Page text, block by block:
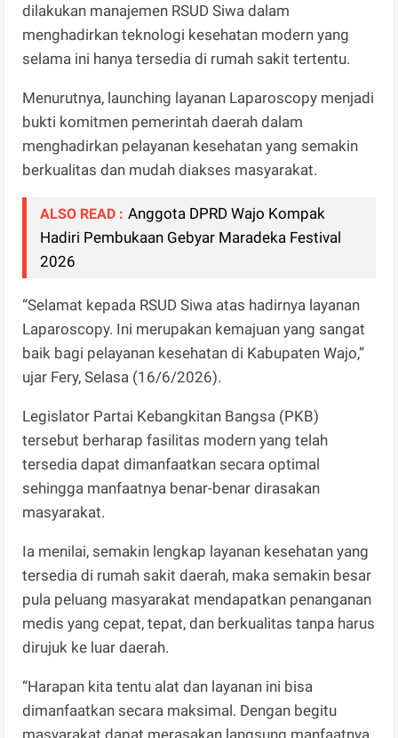
dilakukan manajemen RSUD Siwa dalam
menghadirkan teknologi kesehatan modern yang
selama ini hanya tersedia di rumah sakit tertentu.
Menurutnya, launching layanan Laparoscopy menjadi
bukti komitmen pemerintah daerah dalam
menghadirkan pelayanan kesehatan yang semakin
berkualitas dan mudah diakses masyarakat.
ALSO READ : Anggota DPRD Wajo Kompak
Hadiri Pembukaan Gebyar Maradeka Festival
2026
“Selamat kepada RSUD Siwa atas hadirnya layanan
Laparoscopy. Ini merupakan kemajuan yang sangat
baik bagi pelayanan kesehatan di Kabupaten Wajo,”
ujar Fery, Selasa (16/6/2026).
Legislator Partai Kebangkitan Bangsa (PKB)
tersebut berharap fasilitas modern yang telah
tersedia dapat dimanfaatkan secara optimal
sehingga manfaatnya benar-benar dirasakan
masyarakat.
Ia menilai, semakin lengkap layanan kesehatan yang
tersedia di rumah sakit daerah, maka semakin besar
pula peluang masyarakat mendapatkan penanganan
medis yang cepat, tepat, dan berkualitas tanpa harus
dirujuk ke luar daerah.
“Harapan kita tentu alat dan layanan ini bisa
dimanfaatkan secara maksimal. Dengan begitu
masyarakat dapat merasakan langsung manfaatnya,